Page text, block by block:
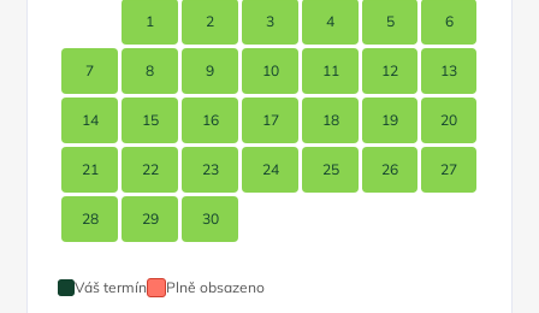
1 2 3 4 5 6
7 8 9 10 11 12 13
14 15 16 17 18 19 20
21 22 23 24 25 26 27
28 29 30
Váš termín Plně obsazeno